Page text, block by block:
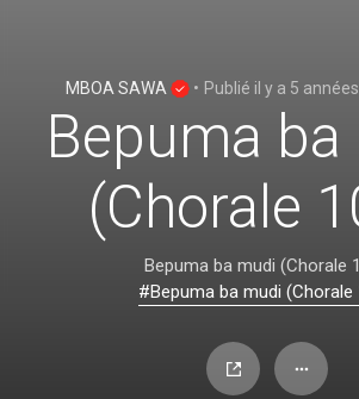
MBOA SAWA • Publié il y a 5 années
Bepuma
(Chorale
Bepuma ba mudi (Chorale
#Bepuma ba mudi (Chorale